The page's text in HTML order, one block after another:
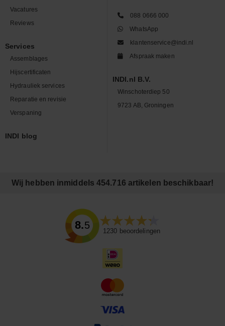
Vacatures
Reviews
Services
Assemblages
Hijscertificaten
Hydrauliek services
Reparatie en revisie
Verspaning
INDI blog
088 0666 000
WhatsApp
klantenservice@indi.nl
Afspraak maken
INDI.nl B.V.
Winschoterdiep 50
9723 AB, Groningen
Wij hebben inmiddels 454.716 artikelen beschikbaar!
8.5
1230 beoordelingen